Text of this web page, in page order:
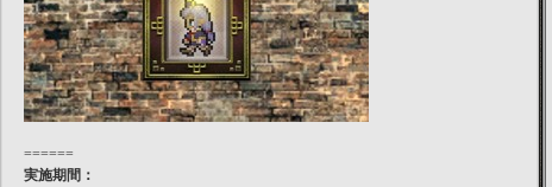
======
実施期間：